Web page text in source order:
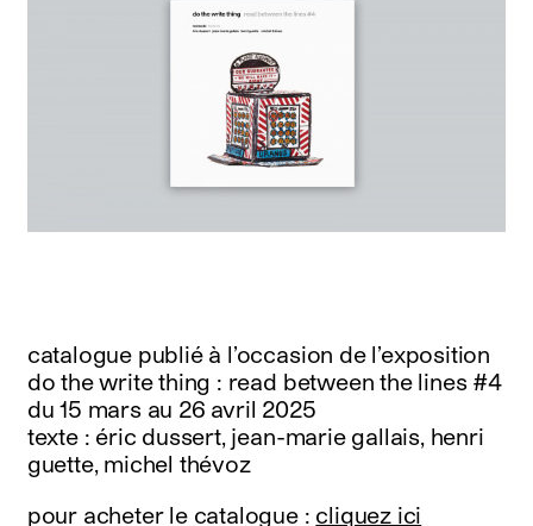
catalogue publié à l’occasion de l’exposition
do the write thing : read between the lines #4
du 15 mars au 26 avril 2025
texte : éric dussert, jean-marie gallais, henri
guette, michel thévoz
pour acheter le catalogue : cliquez ici